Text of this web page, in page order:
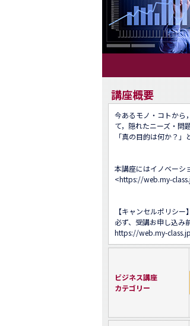
講座概要
今あるモノ・コトから
て，隠れたニーズ・問
「真の目的は何か？
本講座にはイノベーシ
<https://web.my-
【キャンセルポリシ
必ず、受講お申し込み
https://web.my-
ビジネス講座
カテゴリー